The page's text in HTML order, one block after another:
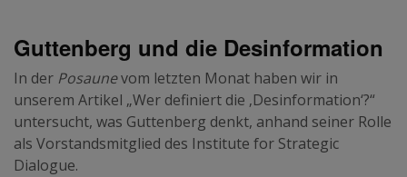
Guttenberg und die Desinformation
In der Posaunevom letzten Monat haben wir in
unserem Artikel „Wer definiert die ‚Desinformation‘?“
untersucht, was Guttenberg denkt, anhand seiner Rolle
als Vorstandsmitglied des Institute for Strategic
Dialogue.